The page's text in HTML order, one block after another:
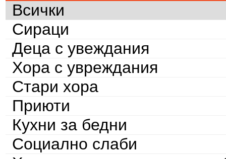
Всички
Сираци
Деца с увеждания
Хора с увреждания
Стари хора
Приюти
Кухни за бедни
Социално слаби